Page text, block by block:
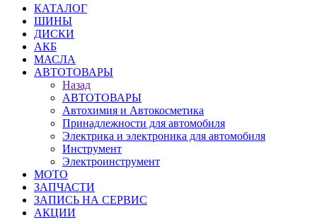
КАТАЛОГ
ШИНЫ
ДИСКИ
АКБ
МАСЛА
АВТОТОВАРЫ
Назад
АВТОТОВАРЫ
Автохимия и Автокосметика
Принадлежности для автомобиля
Электрика и электроника для автомобиля
Инструмент
Электроинструмент
МОТО
ЗАПЧАСТИ
ЗАПИСЬ НА СЕРВИС
АКЦИИ